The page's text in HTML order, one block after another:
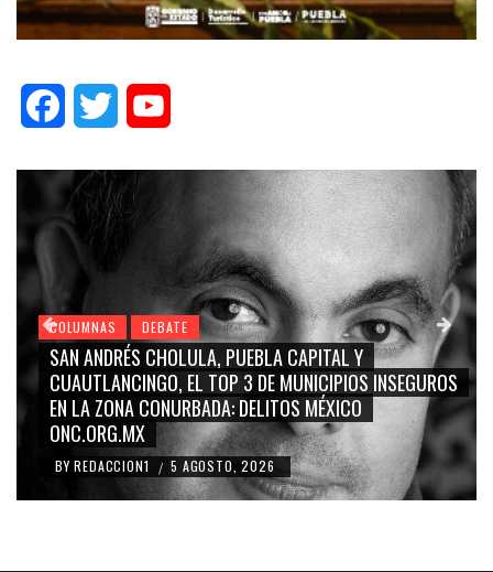
FacebookTwitter
COLUMNAS DEBATE
GRACE PALOMARES, NAY SALVATORI, SERGIO MAYER,
CARMEN SALINAS “LA CORCHOLATA”, CUAUHTÉMOC
BLANCO, SILVIA PINAL: LA TRIVIALIZACIÓN Y
RIDICULIZACIÓN DE LA REPRESENTACIÓN CIUDADANA
BY REDACCION1 / 4 AGOSTO, 2026